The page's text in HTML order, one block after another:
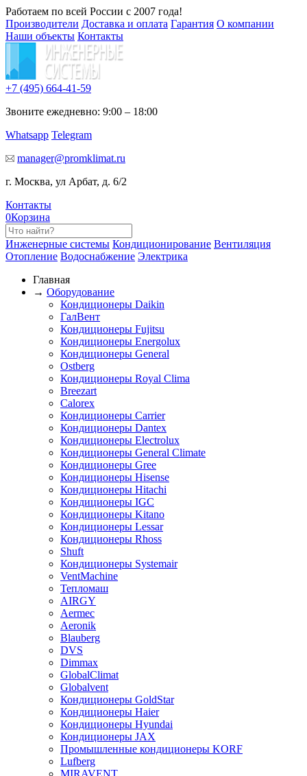
Работаем по всей России с 2007 года!
Производители Доставка и оплата Гарантия О компании
Наши объекты Контакты
+7 (495) 664-41-59
Звоните ежедневно: 9:00 – 18:00
Whatsapp Telegram
manager@promklimat.ru
г. Москва, ул Арбат, д. 6/2
Контакты
0Корзина
Инженерные системы Кондиционирование Вентиляция
Отопление Водоснабжение Электрика
Главная
→ Оборудование
Кондиционеры Daikin
ГалВент
Кондиционеры Fujitsu
Кондиционеры Energolux
Кондиционеры General
Ostberg
Кондиционеры Royal Clima
Breezart
Calorex
Кондиционеры Carrier
Кондиционеры Dantex
Кондиционеры Electrolux
Кондиционеры General Climate
Кондиционеры Gree
Кондиционеры Hisense
Кондиционеры Hitachi
Кондиционеры IGC
Кондиционеры Kitano
Кондиционеры Lessar
Кондиционеры Rhoss
Shuft
Кондиционеры Systemair
VentMachine
Тепломаш
AIRGY
Aermec
Aeronik
Blauberg
DVS
Dimmax
GlobalClimat
Globalvent
Кондиционеры GoldStar
Кондиционеры Haier
Кондиционеры Hyundai
Кондиционеры JAX
Промышленные кондиционеры KORF
Lufberg
MIRAVENT